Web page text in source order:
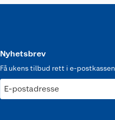
Nyhetsbrev
Få ukens tilbud rett i e-postkassen
E-postadresse